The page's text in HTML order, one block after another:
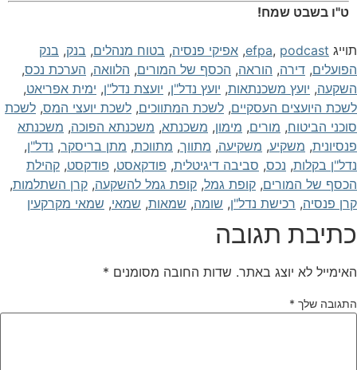
ט"ו בשבט שמח!
efpa,podcast
, אפיקי פנסיה, בטוח מנהלים, בנק, בנק
, דירה, הוראה, הכסף של המורים, הלוואה, הערכת נכס,
, יועץ משכנתאות, יועץ נדל"ן, יועצת נדל"ן, ימית אפריאט,
היועצים העסקיים, לשכת המתווכים, לשכת יועצי המס, לשכת
הביטוח, מורים, מימון, משכנתא, משכנתא הפוכה, משכנתא
, משקיע, משקיעה, מתווך, מתווכת, מתן בריסקר, נדל"ן,
בקלות, נכס, סביבה דיגיטלית, פודקאסט, פודקסט, קהילת
של המורים, קופת גמל, קופת גמל להשקעה, קרן השתלמות,
פנסיה, רכישת נדל"ן, שומה, שמאות, שמאי, שמאי מקרקעין
תגובה
לא יוצג באתר. שדות החובה מסומנים *
שלך *